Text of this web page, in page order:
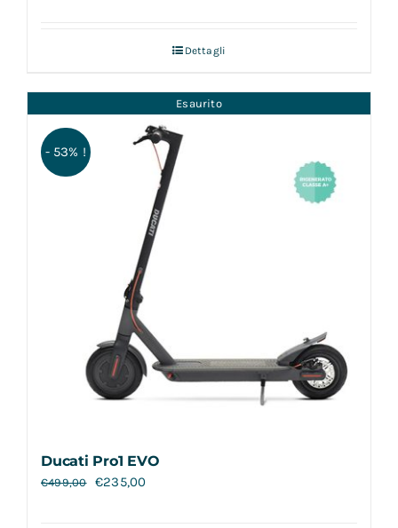
Dettagli
Esaurito
- 53% !
Ducati Pro1 EVO
€499,00 €235,00